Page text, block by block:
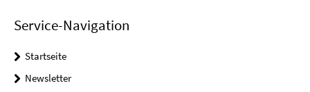
Service-Navigation
Startseite
Newsletter